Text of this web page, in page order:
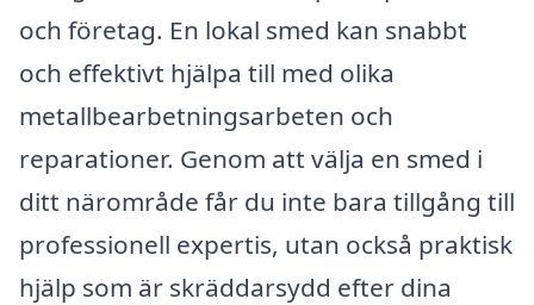
och företag. En lokal smed kan snabbt
och effektivt hjälpa till med olika
metallbearbetningsarbeten och
reparationer. Genom att välja en smed i
ditt närområde får du inte bara tillgång till
professionell expertis, utan också praktisk
hjälp som är skräddarsydd efter dina